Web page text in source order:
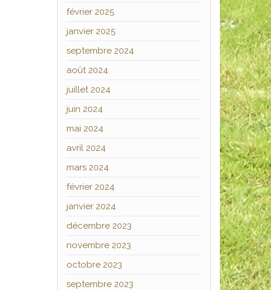
février 2025
janvier 2025
septembre 2024
août 2024
juillet 2024
juin 2024
mai 2024
avril 2024
mars 2024
février 2024
janvier 2024
décembre 2023
novembre 2023
octobre 2023
septembre 2023